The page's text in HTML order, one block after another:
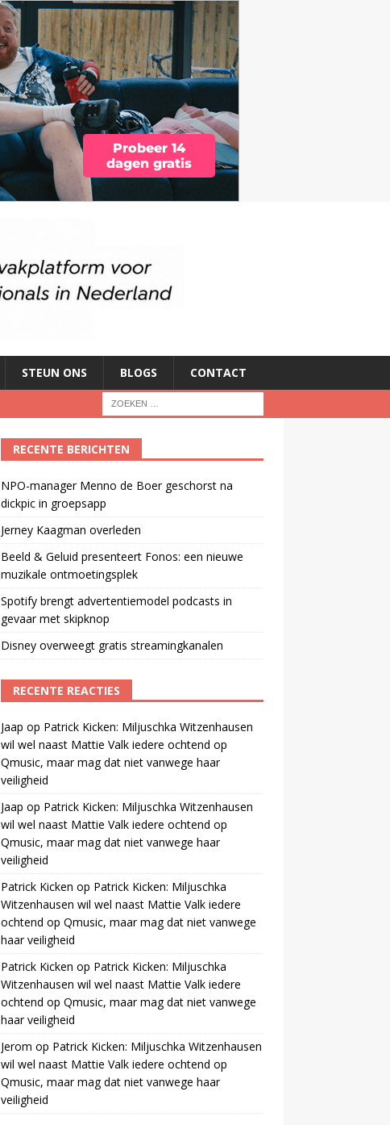
STEUN ONS BLOGS CONTACT
RECENTE BERICHTEN
NPO-manager Menno de Boer geschorst na
dickpic in groepsapp
Jerney Kaagman overleden
Beeld & Geluid presenteert Fonos: een nieuwe
muzikale ontmoetingsplek
Spotify brengt advertentiemodel podcasts in
gevaar met skipknop
Disney overweegt gratis streamingkanalen
RECENTE REACTIES
Jaap op Patrick Kicken: Miljuschka Witzenhausen
wil wel naast Mattie Valk iedere ochtend op
Qmusic, maar mag dat niet vanwege haar
veiligheid
Jaap op Patrick Kicken: Miljuschka Witzenhausen
wil wel naast Mattie Valk iedere ochtend op
Qmusic, maar mag dat niet vanwege haar
veiligheid
Patrick Kicken op Patrick Kicken: Miljuschka
Witzenhausen wil wel naast Mattie Valk iedere
ochtend op Qmusic, maar mag dat niet vanwege
haar veiligheid
Patrick Kicken op Patrick Kicken: Miljuschka
Witzenhausen wil wel naast Mattie Valk iedere
ochtend op Qmusic, maar mag dat niet vanwege
haar veiligheid
Jerom op Patrick Kicken: Miljuschka Witzenhausen
wil wel naast Mattie Valk iedere ochtend op
Qmusic, maar mag dat niet vanwege haar
veiligheid